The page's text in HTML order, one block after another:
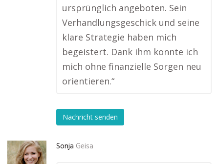
ursprünglich angeboten. Sein
Verhandlungsgeschick und seine
klare Strategie haben mich
begeistert. Dank ihm konnte ich
mich ohne finanzielle Sorgen neu
orientieren.“
Nachricht senden
Sonja Geisa